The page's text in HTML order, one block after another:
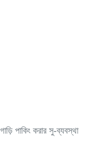
পাকিং করার সু-ব্যবস্থা